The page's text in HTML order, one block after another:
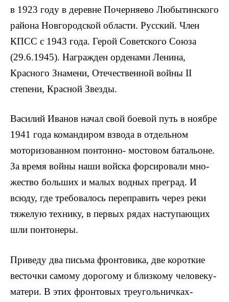
в 1923 году в деревне Почерняево Любытинского
района Новгородской области. Русский. Член
КПСС с 1943 года. Герой Советского Союза
(29.6.1945). Награжден орденами Ленина,
Красного Знамени, Отечественной войны II
степени, Красной Звезды.
Василий Иванов начал свой боевой путь в ноябре
1941 года командиром взвода в отдельном
моторизованном понтонно- мостовом баталь­оне.
За время войны наши войска форсировали мно­
жество больших и малых водных преград. И
всюду, где требовалось переправить через реки
тяжелую технику, в первых рядах наступающих
шли понтонеры.
Приведу два письма фронтовика, две короткие
вес­точки самому дорогому и близкому человеку-
матери. В этих фронтовых треугольничках-